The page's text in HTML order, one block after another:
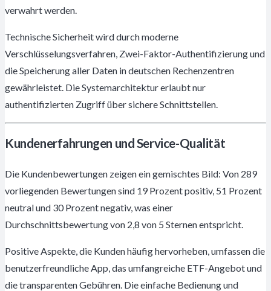
verwahrt werden.
Technische Sicherheit wird durch moderne
Verschlüsselungsverfahren, Zwei-Faktor-Authentifizierung und
die Speicherung aller Daten in deutschen Rechenzentren
gewährleistet. Die Systemarchitektur erlaubt nur
authentifizierten Zugriff über sichere Schnittstellen.
Kundenerfahrungen und Service-Qualität
Die Kundenbewertungen zeigen ein gemischtes Bild: Von 289
vorliegenden Bewertungen sind 19 Prozent positiv, 51 Prozent
neutral und 30 Prozent negativ, was einer
Durchschnittsbewertung von 2,8 von 5 Sternen entspricht.
Positive Aspekte, die Kunden häufig hervorheben, umfassen die
benutzerfreundliche App, das umfangreiche ETF-Angebot und
die transparenten Gebühren. Die einfache Bedienung und